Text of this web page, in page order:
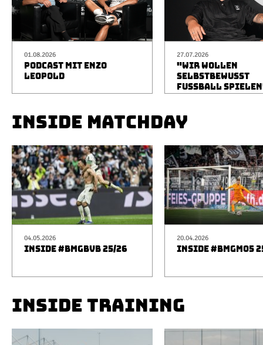
01.08.2026
PODCAST MIT ENZO
LEOPOLD
27.07.2026
"WIR WOLLEN
SELBSTBEWUSST
FUSSBALL
INSIDE MATCHDAY
04.05.2026
INSIDE #BMGBVB 25/26
20.04.2026
INSIDE #BMGM05
INSIDE TRAINING